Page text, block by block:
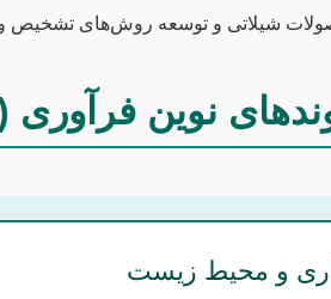
شیلاتی و توسعه روش‌های تشخیص و
نوین فرآوری